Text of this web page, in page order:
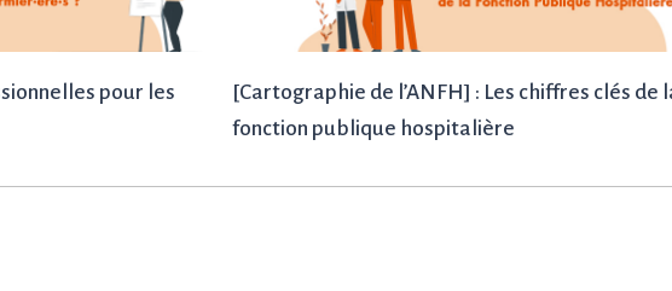
pour les
[Cartographie de l’ANFH] : Les chiffres clés de
fonction publique hospitalière